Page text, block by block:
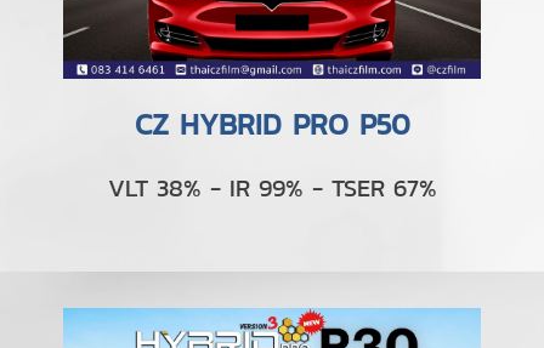
CZ HYBRID PRO P50
VLT 38% - IR 99% - TSER 67%